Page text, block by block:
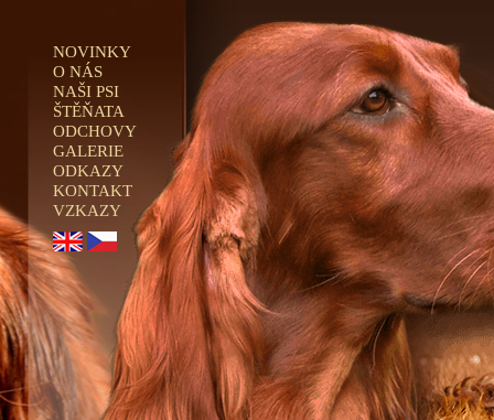
NOVINKY
O NÁS
NAŠI PSI
ŠTĚŇATA
ODCHOVY
GALERIE
ODKAZY
KONTAKT
VZKAZY